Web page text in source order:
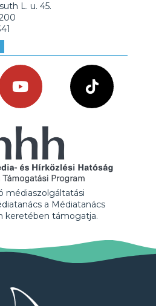
L. u. 45.
médiaszolgáltatási
a Médiatanács
keretében támogatja.